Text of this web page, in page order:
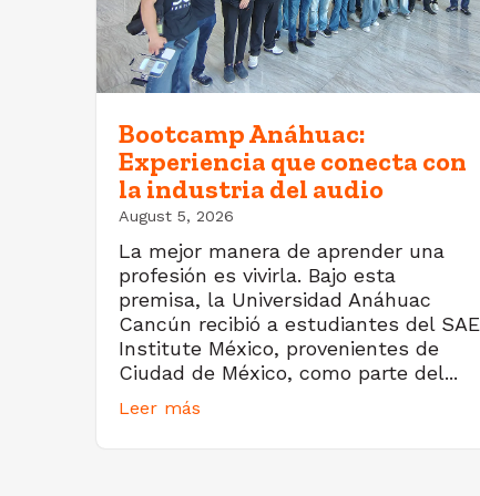
Bootcamp Anáhuac:
Experiencia que conecta con
la industria del audio
August 5, 2026
La mejor manera de aprender una
profesión es vivirla. Bajo esta
premisa, la Universidad Anáhuac
Cancún recibió a estudiantes del SAE
Institute México, provenientes de
Ciudad de México, como parte del...
Leer más